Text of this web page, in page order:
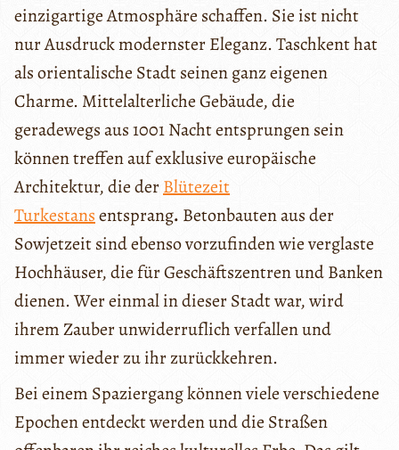
einzigartige Atmosphäre schaffen. Sie ist nicht
nur Ausdruck modernster Eleganz. Taschkent hat
als orientalische Stadt seinen ganz eigenen
Charme. Mittelalterliche Gebäude, die
geradewegs aus 1001 Nacht entsprungen sein
können treffen auf exklusive europäische
Architektur, die derBlütezeit
Turkestansentsprang. Betonbauten aus der
Sowjetzeit sind ebenso vorzufinden wie verglaste
Hochhäuser, die für Geschäftszentren und Banken
dienen. Wer einmal in dieser Stadt war, wird
ihrem Zauber unwiderruflich verfallen und
immer wieder zu ihr zurückkehren.
Bei einem Spaziergang können viele verschiedene
Epochen entdeckt werden und die Straßen